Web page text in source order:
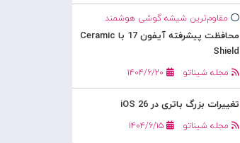
مقاوم‌ترین شیشه گوشی هوشمند
محافظت پیشرفته آیفون 17 با Ceramic
Shield
مجله شیناتو ۱۴۰۴/۶/۲۰
تغییرات بزرگ باتری در iOS 26
مجله شیناتو ۱۴۰۴/۶/۱۵